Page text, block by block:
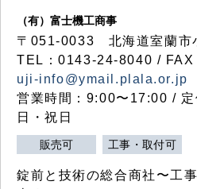
（有）富士機工商事
〒051-0033 北海道室蘭市
TEL：0143-24-8040 /
uji-info@ymail.plala.or.jp
営業時間：9:00〜17:00 / 定
日・祝日
販売可 工事・取付可
錠前と技術の総合商社〜工